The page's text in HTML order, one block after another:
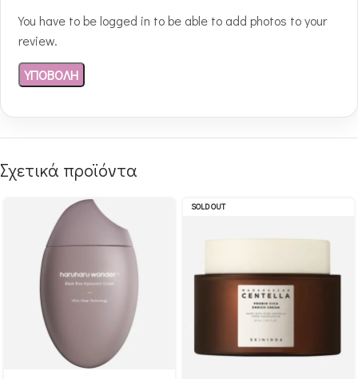
You have to be logged in to be able to add photos to your
review.
Σχετικά προϊόντα
SOLD OUT